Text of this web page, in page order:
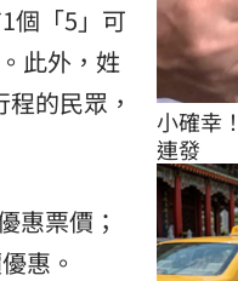
個「5」可
此外，姓
的民眾，
惠票價；
惠。
小確幸
連發